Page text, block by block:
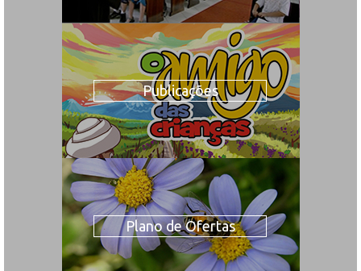
Publicações
Plano de Ofertas